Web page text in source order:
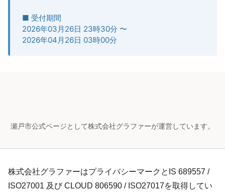
■ 受付期間
2026年03月26日 23時30分 〜
2026年04月26日 03時00分
瀬戸市公式ページとして株式会社グラファーが運営しています。
株式会社グラファーはプライバシーマークとIS 689557 /
ISO27001 及び CLOUD 806590 / ISO27017を取得してい